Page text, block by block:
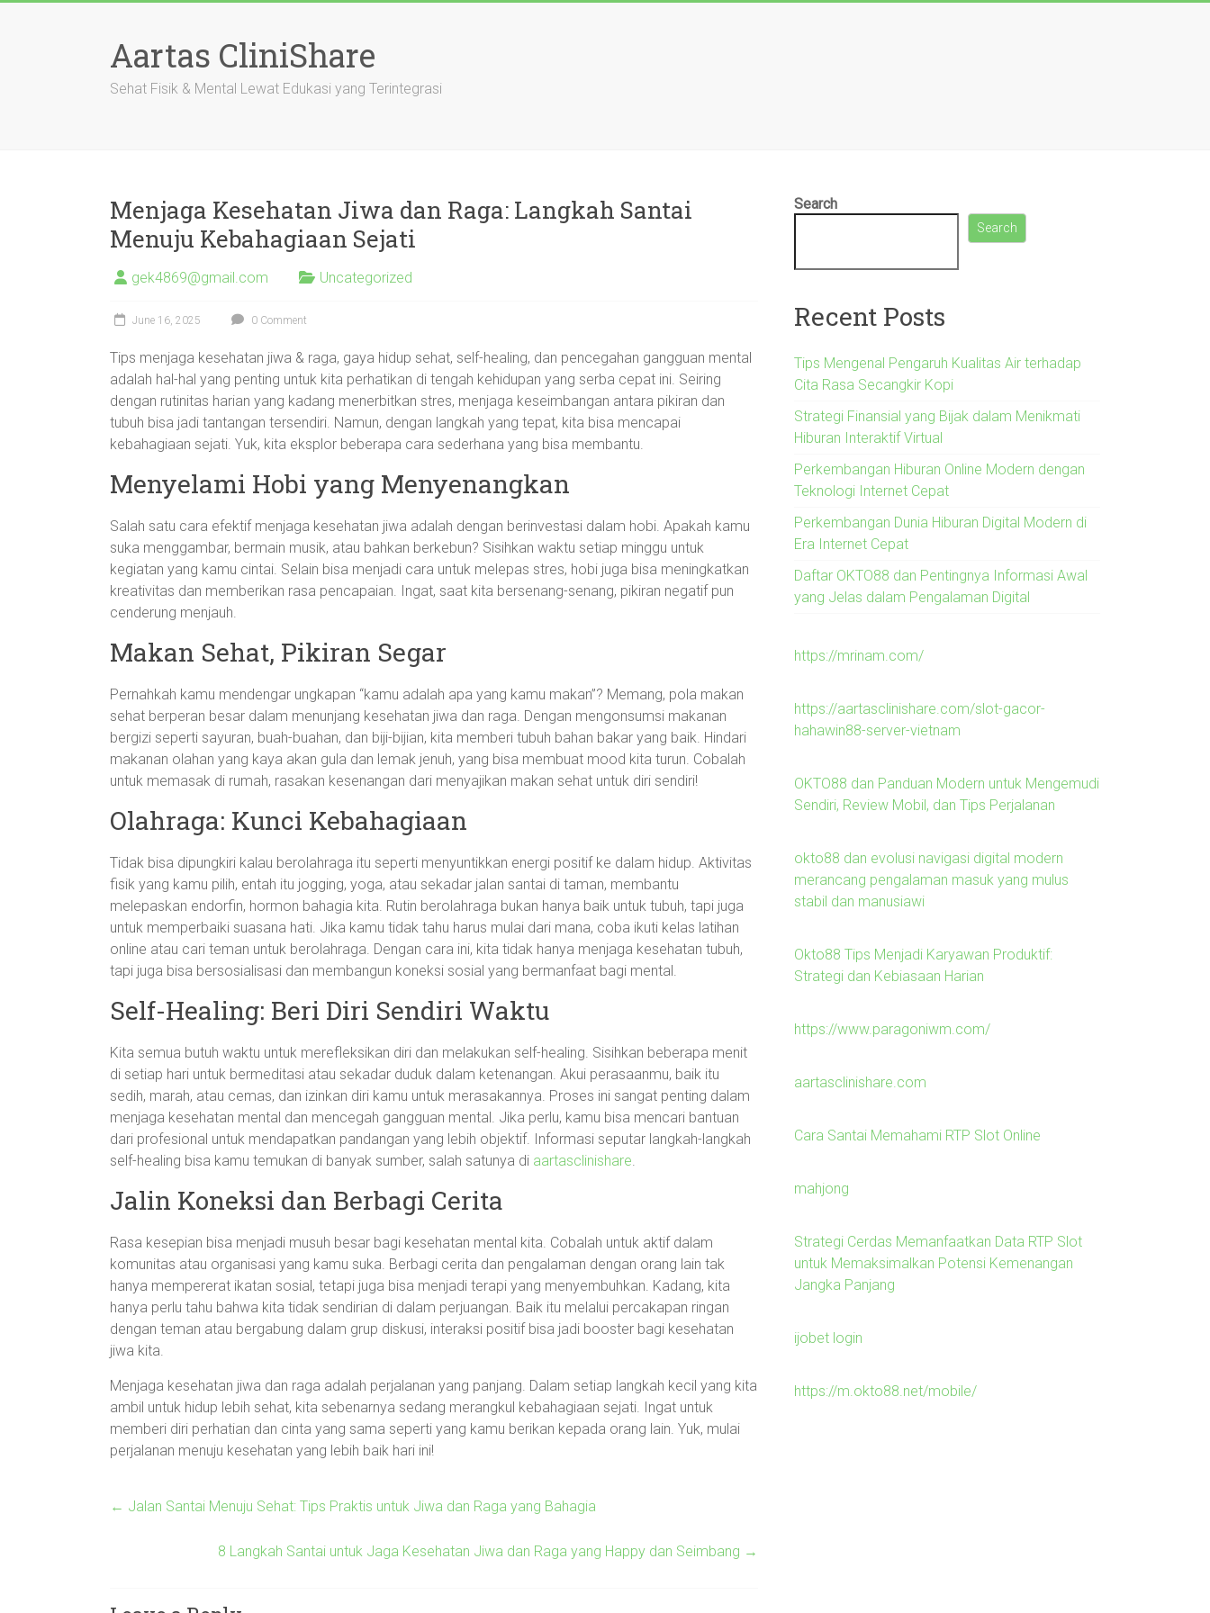
Aartas CliniShare
Sehat Fisik & Mental Lewat Edukasi yang Terintegrasi
Menjaga Kesehatan Jiwa dan Raga: Langkah Santai
Menuju Kebahagiaan Sejati
gek4869@gmail.com Uncategorized
June 16, 2025 0 Comment
Tips menjaga kesehatan jiwa & raga, gaya hidup sehat, self-healing, dan pencegahan gangguan mental
adalah hal-hal yang penting untuk kita perhatikan di tengah kehidupan yang serba cepat ini. Seiring
dengan rutinitas harian yang kadang menerbitkan stres, menjaga keseimbangan antara pikiran dan
tubuh bisa jadi tantangan tersendiri. Namun, dengan langkah yang tepat, kita bisa mencapai
kebahagiaan sejati. Yuk, kita eksplor beberapa cara sederhana yang bisa membantu.
Menyelami Hobi yang Menyenangkan
Salah satu cara efektif menjaga kesehatan jiwa adalah dengan berinvestasi dalam hobi. Apakah kamu
suka menggambar, bermain musik, atau bahkan berkebun? Sisihkan waktu setiap minggu untuk
kegiatan yang kamu cintai. Selain bisa menjadi cara untuk melepas stres, hobi juga bisa meningkatkan
kreativitas dan memberikan rasa pencapaian. Ingat, saat kita bersenang-senang, pikiran negatif pun
cenderung menjauh.
Makan Sehat, Pikiran Segar
Pernahkah kamu mendengar ungkapan “kamu adalah apa yang kamu makan”? Memang, pola makan
sehat berperan besar dalam menunjang kesehatan jiwa dan raga. Dengan mengonsumsi makanan
bergizi seperti sayuran, buah-buahan, dan biji-bijian, kita memberi tubuh bahan bakar yang baik. Hindari
makanan olahan yang kaya akan gula dan lemak jenuh, yang bisa membuat mood kita turun. Cobalah
untuk memasak di rumah, rasakan kesenangan dari menyajikan makan sehat untuk diri sendiri!
Olahraga: Kunci Kebahagiaan
Tidak bisa dipungkiri kalau berolahraga itu seperti menyuntikkan energi positif ke dalam hidup. Aktivitas
fisik yang kamu pilih, entah itu jogging, yoga, atau sekadar jalan santai di taman, membantu
melepaskan endorfin, hormon bahagia kita. Rutin berolahraga bukan hanya baik untuk tubuh, tapi juga
untuk memperbaiki suasana hati. Jika kamu tidak tahu harus mulai dari mana, coba ikuti kelas latihan
online atau cari teman untuk berolahraga. Dengan cara ini, kita tidak hanya menjaga kesehatan tubuh,
tapi juga bisa bersosialisasi dan membangun koneksi sosial yang bermanfaat bagi mental.
Self-Healing: Beri Diri Sendiri Waktu
Kita semua butuh waktu untuk merefleksikan diri dan melakukan self-healing. Sisihkan beberapa menit
di setiap hari untuk bermeditasi atau sekadar duduk dalam ketenangan. Akui perasaanmu, baik itu
sedih, marah, atau cemas, dan izinkan diri kamu untuk merasakannya. Proses ini sangat penting dalam
menjaga kesehatan mental dan mencegah gangguan mental. Jika perlu, kamu bisa mencari bantuan
dari profesional untuk mendapatkan pandangan yang lebih objektif. Informasi seputar langkah-langkah
self-healing bisa kamu temukan di banyak sumber, salah satunya di aartasclinishare.
Jalin Koneksi dan Berbagi Cerita
Rasa kesepian bisa menjadi musuh besar bagi kesehatan mental kita. Cobalah untuk aktif dalam
komunitas atau organisasi yang kamu suka. Berbagi cerita dan pengalaman dengan orang lain tak
hanya mempererat ikatan sosial, tetapi juga bisa menjadi terapi yang menyembuhkan. Kadang, kita
hanya perlu tahu bahwa kita tidak sendirian di dalam perjuangan. Baik itu melalui percakapan ringan
dengan teman atau bergabung dalam grup diskusi, interaksi positif bisa jadi booster bagi kesehatan
jiwa kita.
Menjaga kesehatan jiwa dan raga adalah perjalanan yang panjang. Dalam setiap langkah kecil yang kita
ambil untuk hidup lebih sehat, kita sebenarnya sedang merangkul kebahagiaan sejati. Ingat untuk
memberi diri perhatian dan cinta yang sama seperti yang kamu berikan kepada orang lain. Yuk, mulai
perjalanan menuju kesehatan yang lebih baik hari ini!
← Jalan Santai Menuju Sehat: Tips Praktis untuk Jiwa dan Raga yang Bahagia
8 Langkah Santai untuk Jaga Kesehatan Jiwa dan Raga yang Happy dan Seimbang →
Search
Search
Recent Posts
Tips Mengenal Pengaruh Kualitas Air terhadap
Cita Rasa Secangkir Kopi
Strategi Finansial yang Bijak dalam Menikmati
Hiburan Interaktif Virtual
Perkembangan Hiburan Online Modern dengan
Teknologi Internet Cepat
Perkembangan Dunia Hiburan Digital Modern di
Era Internet Cepat
Daftar OKTO88 dan Pentingnya Informasi Awal
yang Jelas dalam Pengalaman Digital
https://mrinam.com/
https://aartasclinishare.com/slot-gacor-
hahawin88-server-vietnam
OKTO88 dan Panduan Modern untuk Mengemudi
Sendiri, Review Mobil, dan Tips Perjalanan
okto88 dan evolusi navigasi digital modern
merancang pengalaman masuk yang mulus
stabil dan manusiawi
Okto88 Tips Menjadi Karyawan Produktif:
Strategi dan Kebiasaan Harian
https://www.paragoniwm.com/
aartasclinishare.com
Cara Santai Memahami RTP Slot Online
mahjong
Strategi Cerdas Memanfaatkan Data RTP Slot
untuk Memaksimalkan Potensi Kemenangan
Jangka Panjang
ijobet login
https://m.okto88.net/mobile/